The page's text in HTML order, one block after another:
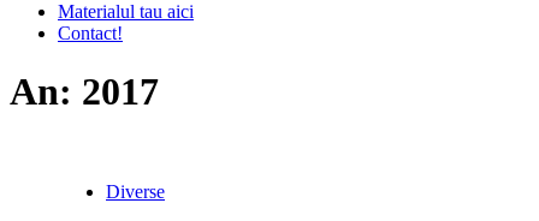
Materialul tau aici
Contact!
An: 2017
Diverse